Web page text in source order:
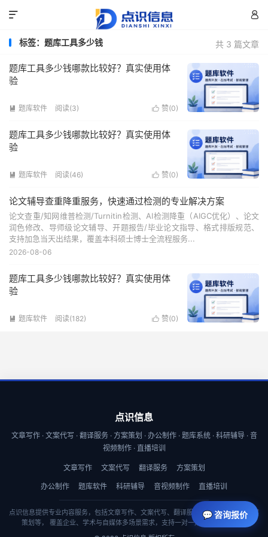


共 3 篇文章
标签：题库工具多少钱
题库工具多少钱哪款比较好？真实使用体
验
 赞(0)
 题库软件 阅读(3)
题库工具多少钱哪款比较好？真实使用体
验
 赞(0)
 题库软件 阅读(46)
论文辅导查重降重服务，快速通过检测的专业解决方案
论文查重/知网维普检测/Turnitin检测、AI检测降重（AIGC优化）、论文
润色修改、导师级论文辅导、开题报告/毕业论文指导、格式排版规范、
支持加急当天出结果，覆盖本科硕士博士全流程服务...
2026-08-06
题库工具多少钱哪款比较好？真实使用体
验
 赞(0)
 题库软件 阅读(182)
点识信息
文章写作 · 文案代写 · 翻译服务 · 方案策划 · 办公制作 · 题库系统 · 科研辅导 · 音
视频制作 · 直播培训
文章写作 文案代写 翻译服务 方案策划
办公制作 题库软件 科研辅导 音视频制作 直播培训
点识信息提供专业内容服务，包括文章写作、文案代写、翻译服务、商业计划书与方案
策划等， 覆盖企业、学术与自媒体多场景需求，支持一对一定制与快速交付。
💬 咨询报价